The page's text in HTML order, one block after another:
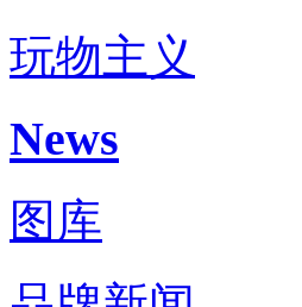
玩物主义
News
图库